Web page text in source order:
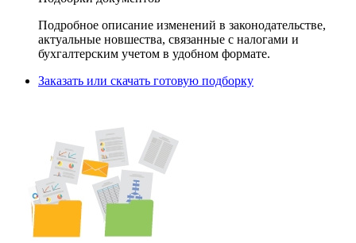
Подробное описание изменений в законодательстве,
актуальные новшества, связанные с налогами и
бухгалтерским учетом в удобном формате.
Заказать или скачать готовую подборку